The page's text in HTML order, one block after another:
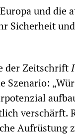
und die
Sicherheit
der ZeitschriftI
Szenario:
verschärft.
Aufrüstung